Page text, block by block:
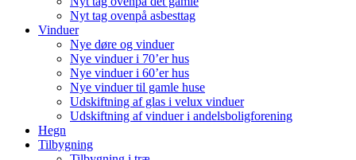
Nyt tag ovenpå asbesttag
Vinduer
Nye døre og vinduer
Nye vinduer i 70’er hus
Nye vinduer i 60’er hus
Nye vinduer til gamle huse
Udskiftning af glas i velux vinduer
Udskiftning af vinduer i andelsboligforening
Hegn
Tilbygning